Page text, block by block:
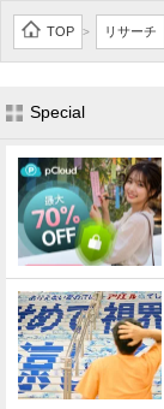
TOP > リサーチ
Special